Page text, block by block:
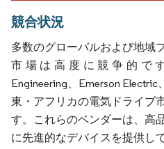
競合状況
多数のグローバルおよび地域
市場は高度に競争的です
Engineering、Emerson Electric
東・アフリカの電気ドライブ
す。これらのベンダーは、高
に先進的なデバイスを提供し